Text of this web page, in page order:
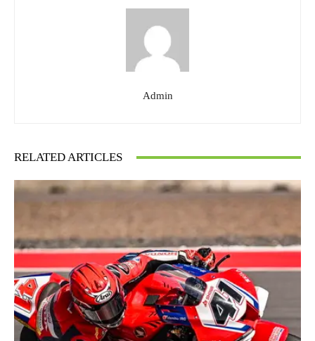
Admin
RELATED ARTICLES